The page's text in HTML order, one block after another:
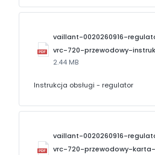
vaillant-0020260916-
vrc-720-przewodowy-
2.44 MB
Instrukcja obsługi - regulator
vaillant-0020260916-
vrc-720-przewodowy-